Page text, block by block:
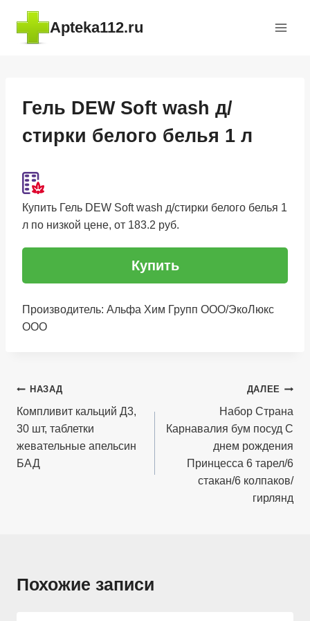
Перейти
содержимому
Apteka112.ru
Гель DEW Soft wash д/
стирки белого белья 1 л
Купить Гель DEW Soft wash д/стирки белого белья 1
л по низкой цене, от 183.2 руб.
Купить
Производитель: Альфа Хим Групп ООО/ЭкоЛюкс
ООО
Навигация
по
записям
НАЗАД
Компливит кальций Д3,
30 шт, таблетки
жевательные апельсин
БАД
ДАЛЕЕ
Набор Страна
Карнавалия бум посуд С
днем рождения
Принцесса 6 тарел/6
стакан/6 колпаков/
гирлянд
Похожие записи